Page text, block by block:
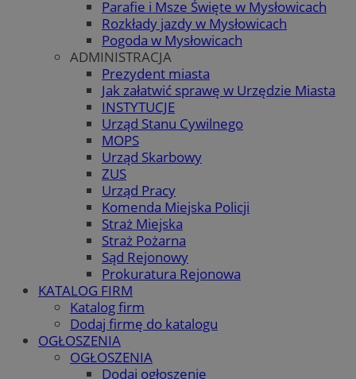
Parafie i Msze Święte w Mysłowicach
Rozkłady jazdy w Mysłowicach
Pogoda w Mysłowicach
ADMINISTRACJA
Prezydent miasta
Jak załatwić sprawę w Urzędzie Miasta
INSTYTUCJE
Urząd Stanu Cywilnego
MOPS
Urząd Skarbowy
ZUS
Urząd Pracy
Komenda Miejska Policji
Straż Miejska
Straż Pożarna
Sąd Rejonowy
Prokuratura Rejonowa
KATALOG FIRM
Katalog firm
Dodaj firmę do katalogu
OGŁOSZENIA
OGŁOSZENIA
Dodaj ogłoszenie